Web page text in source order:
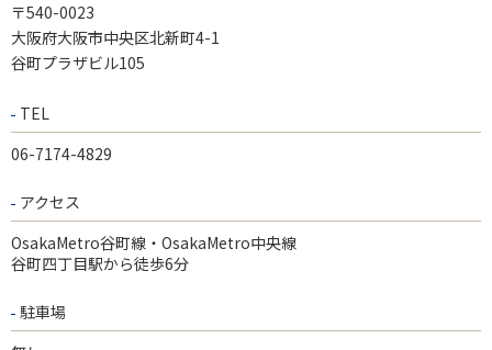
〒540-0023
大阪府大阪市中央区北新町4-1
谷町プラザビル105
TEL
06-7174-4829
アクセス
OsakaMetro谷町線・OsakaMetro中央線
谷町四丁目駅から徒歩6分
駐車場